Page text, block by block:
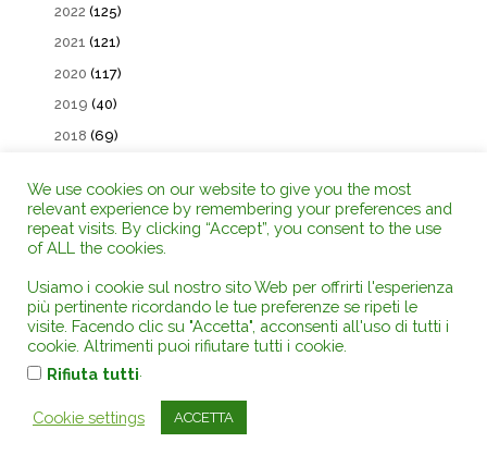
2022 (125)
2021 (121)
2020 (117)
2019 (40)
2018 (69)
Iscriviti alla NewsLetter GRATUITA
Procedendo accetti la privacy policy
We use cookies on our website to give you the most
relevant experience by remembering your preferences and
repeat visits. By clicking “Accept”, you consent to the use
of ALL the cookies.
Usiamo i cookie sul nostro sito Web per offrirti l'esperienza
più pertinente ricordando le tue preferenze se ripeti le
visite. Facendo clic su "Accetta", acconsenti all'uso di tutti i
cookie. Altrimenti puoi rifiutare tutti i cookie.
Rifiuta tutti
Cookie settings ACCETTA